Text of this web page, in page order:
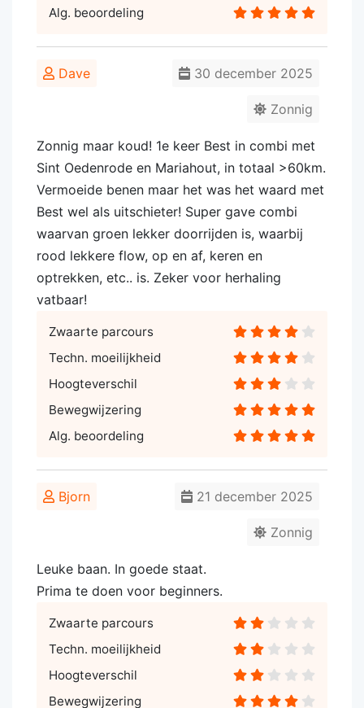
Alg. beoordeling
Dave 30 december 2025
Zonnig
Zonnig maar koud! 1e keer Best in combi met
Sint Oedenrode en Mariahout, in totaal >60km.
Vermoeide benen maar het was het waard met
Best wel als uitschieter! Super gave combi
waarvan groen lekker doorrijden is, waarbij
rood lekkere flow, op en af, keren en
optrekken, etc.. is. Zeker voor herhaling
vatbaar!
Zwaarte parcours
Techn. moeilijkheid
Hoogteverschil
Bewegwijzering
Alg. beoordeling
Bjorn 21 december 2025
Zonnig
Leuke baan. In goede staat.
Prima te doen voor beginners.
Zwaarte parcours
Techn. moeilijkheid
Hoogteverschil
Bewegwijzering